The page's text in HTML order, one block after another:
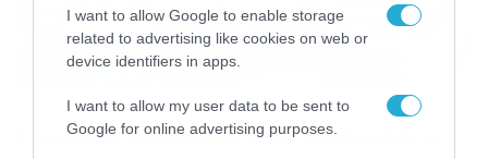
I want to allow Google to enable storage
related to advertising like cookies on web or
device identifiers in apps.
I want to allow my user data to be sent to
Google for online advertising purposes.
30/09/2014 17:58
Καλλίθεα: Από αύριο στις προπονήσεις